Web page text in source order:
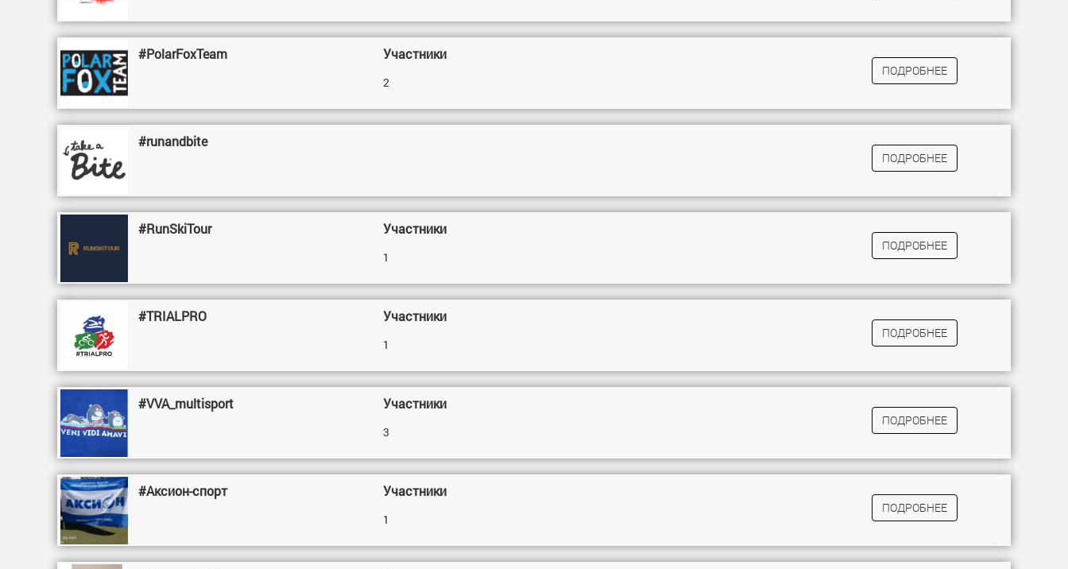
#PolarFoxTeam Участники
2
ПОДРОБНЕЕ
#runandbite
ПОДРОБНЕЕ
#RunSkiTour Участники
1
ПОДРОБНЕЕ
#TRIALPRO Участники
1
ПОДРОБНЕЕ
#VVA_multisport Участники
3
ПОДРОБНЕЕ
#Аксион-спорт Участники
1
ПОДРОБНЕЕ